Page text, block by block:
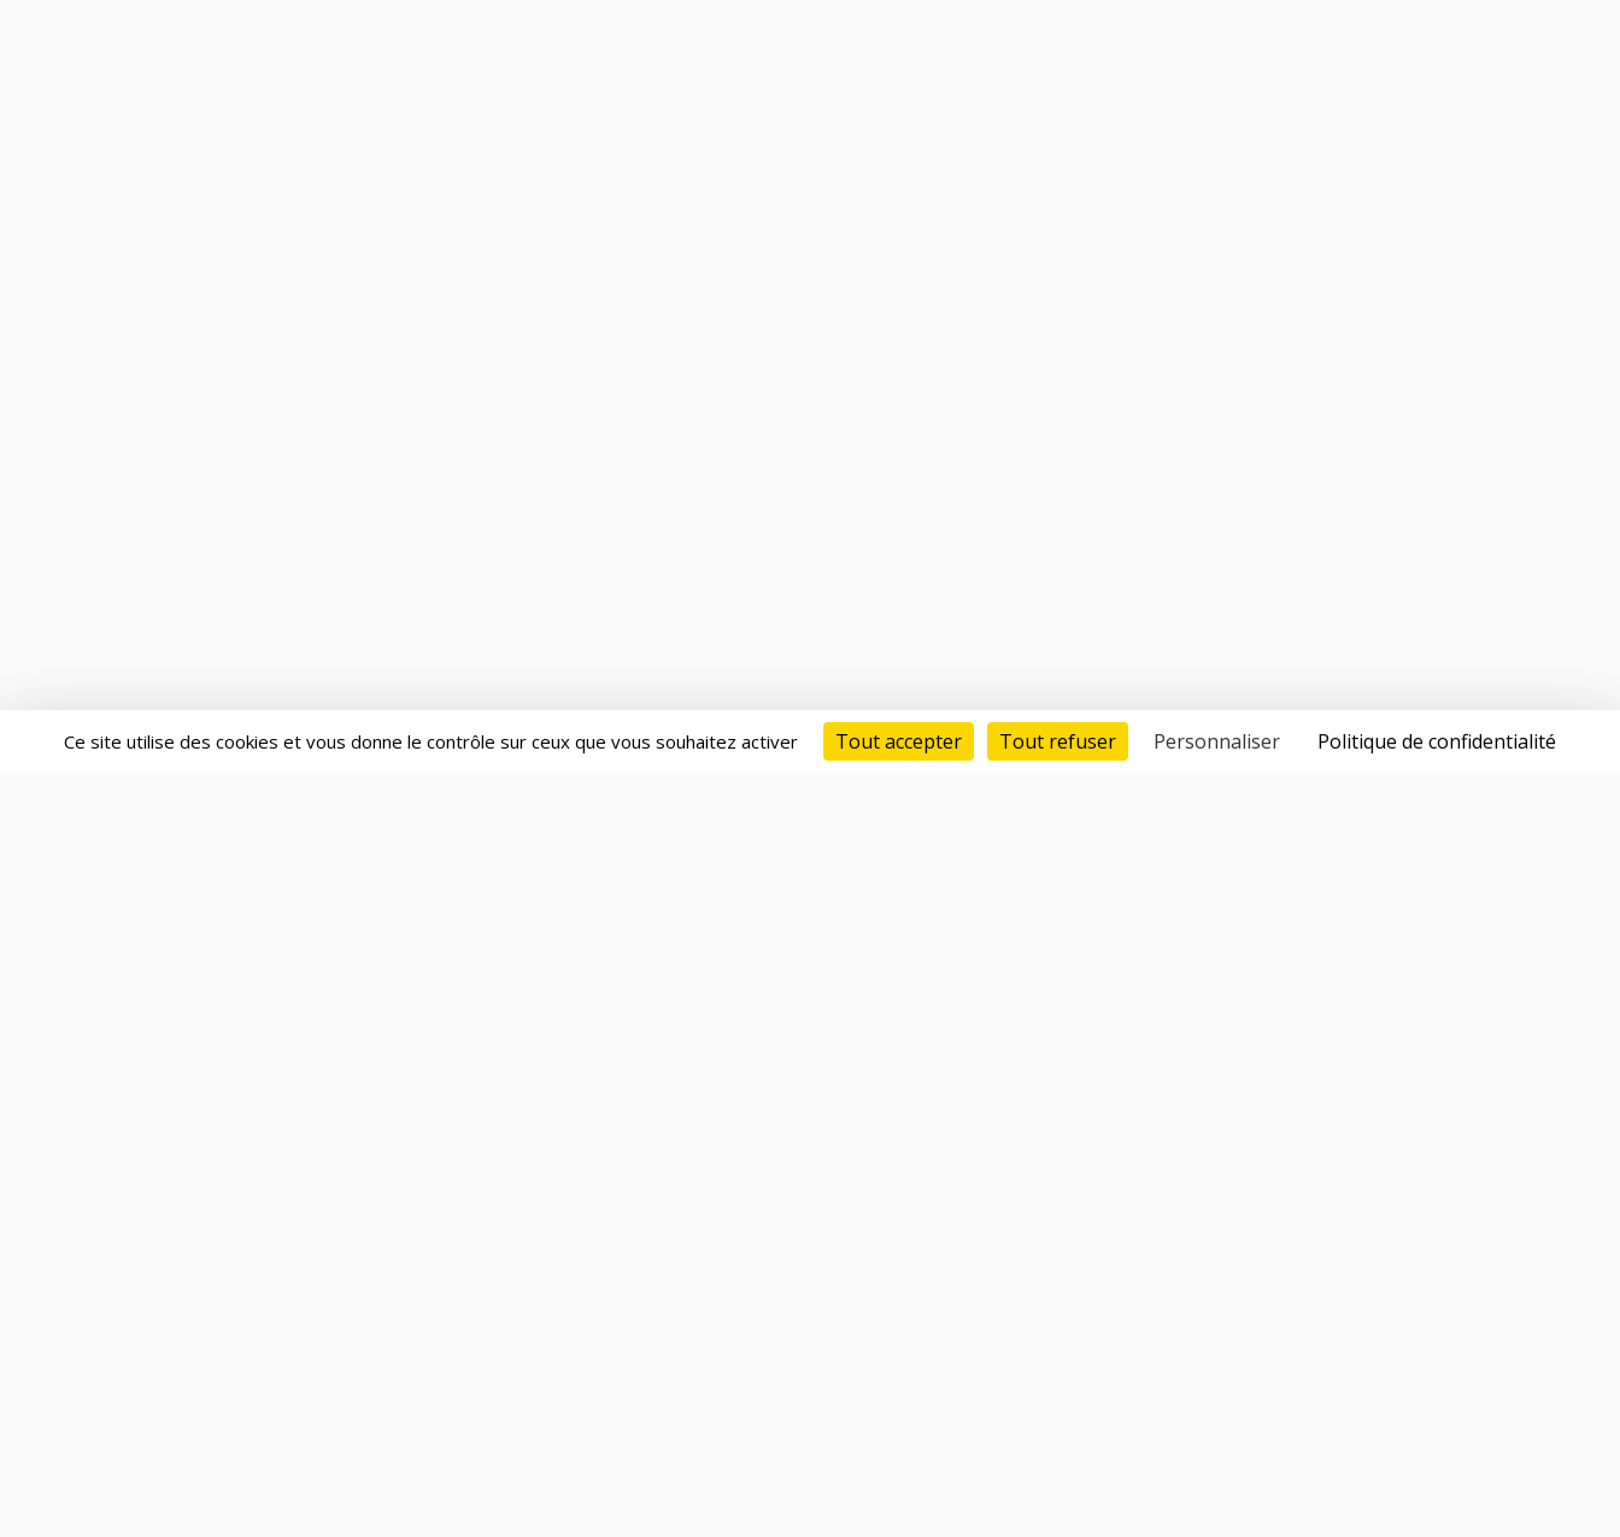
Ce site utilise des cookies et vous donne le contrôle sur ceux que vous souhaitez activer Tout accepter Tout refuser Personnaliser Politique de confidentialité